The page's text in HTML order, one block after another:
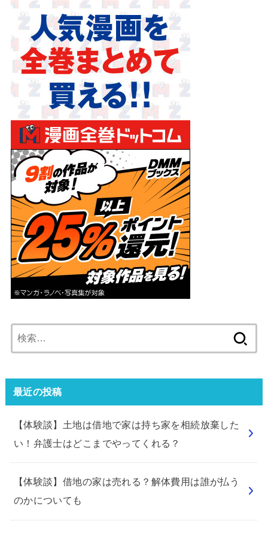
索:
最近の投稿
【体験談】土地は借地で家は持ち家を相続放棄した
い！弁護士はどこまでやってくれる？
【体験談】借地の家は売れる？解体費用は誰が払う
のかについても